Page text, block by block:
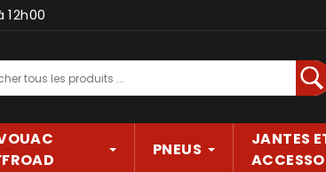
PNEUS
JANTES